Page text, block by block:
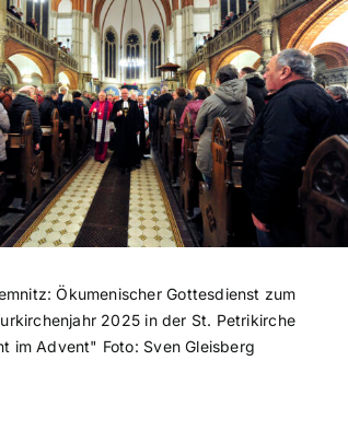
Ökumenischer Gottesdienst zum
2025 in der St. Petrikirche
im Advent" Foto: Sven Gleisberg